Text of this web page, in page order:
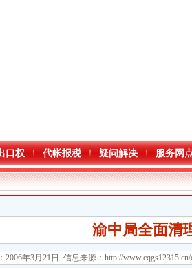
口权 代帐报税 疑问解决 服务网
渝中局全面清
2006年3月21日 信息来源： http://